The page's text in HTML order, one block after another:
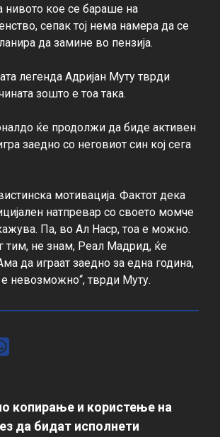
кое се бараше на
сепак тој нема намера да се
да замине во пензија.
легенда Адријан Муту тврди
зошто е тоа така.
ќе продолжи да биде активен
заедно со неговиот син кој сега
мотивација. Фактот дека
натпревар со своето момче
Па, во Ал Наср, тоа е можно.
тим, не знам, Реал Мадрид, ќе
да играат заедно за една година,
невозможно“, тврди Муту.
копирање и користење на
да бидат исполнети